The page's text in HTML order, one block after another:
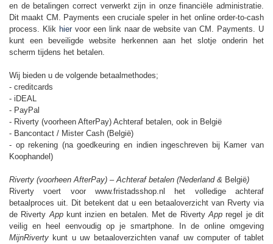
en de betalingen correct verwerkt zijn in onze financiële administratie.
Dit maakt CM. Payments een cruciale speler in het online order-to-cash
process. Klik hiervoor een link naar de website van CM. Payments. U
kunt een beveiligde website herkennen aan het slotje onderin het
scherm tijdens het betalen.
Wij bieden u de volgende betaalmethodes;
- creditcards
- iDEAL
- PayPal
- Riverty (voorheen AfterPay) Achteraf betalen, ook in België
- Bancontact / Mister Cash (België)
- op rekening (na goedkeuring en indien ingeschreven bij Kamer van
Koophandel)
Riverty (voorheen AfterPay) – Achteraf betalen (Nederland & België)
Riverty voert voor www.fristadsshop.nl het volledige achteraf
betaalproces uit. Dit betekent dat u een betaaloverzicht van Rverty via
de Riverty Appkunt inzien en betalen. Met de RivertyApp regel je dit
veilig en heel eenvoudig op je smartphone. In de online omgeving
MijnRiverty kunt u uw betaaloverzichten vanaf uw computer of tablet